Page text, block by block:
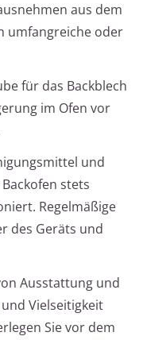
aus dem
umfangreiche oder
für das Backblech
im Ofen vor
und
stets
Regelmäßige
des Geräts und
Ausstattung und
Vielseitigkeit
Sie vor dem